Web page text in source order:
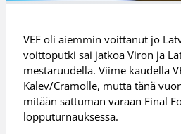
VEF oli aiemmin voittanut jo
voittoputki sai jatkoa Viron ja
mestaruudella. Viime kaudella
Kalev/Cramolle, mutta tänä
mitään sattuman varaan Final
lopputurnauksessa.